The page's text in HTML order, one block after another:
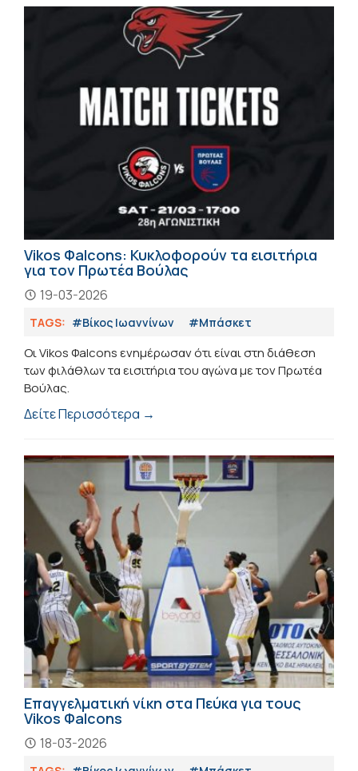
Vikos Φalcons: Κυκλοφορούν τα εισιτήρια
για τον Πρωτέα Βούλας
19-03-2026
TAGS: #Βίκος Ιωαννίνων #Μπάσκετ
Οι Vikos Φalcons ενημέρωσαν ότι είναι στη διάθεση
των φιλάθλων τα εισιτήρια του αγώνα με τον Πρωτέα
Βούλας.
Δείτε Περισσότερα →
Επαγγελματική νίκη στα Πεύκα για τους
Vikos Φalcons
18-03-2026